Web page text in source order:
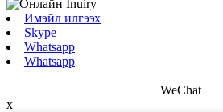
Имэйл илгээх
Skype
Whatsapp
Whatsapp
WeChat
x